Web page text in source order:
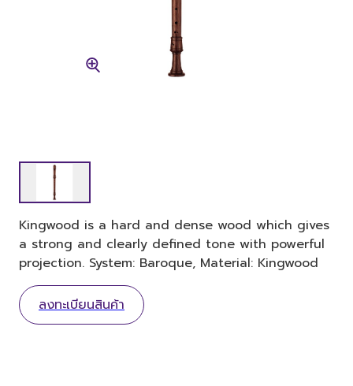
Kingwood is a hard and dense wood which gives
a strong and clearly defined tone with powerful
projection. System: Baroque, Material: Kingwood
ลงทะเบียนสินค้า